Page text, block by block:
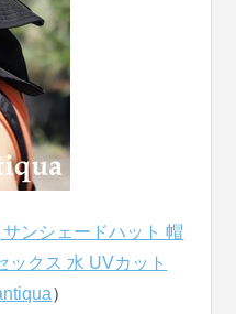
ンシェードハット 帽
ックス 水 UVカット
）